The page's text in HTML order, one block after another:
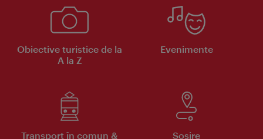
Obiective turistice de la
A la Z
Evenimente
Transport în comun &
Sosire